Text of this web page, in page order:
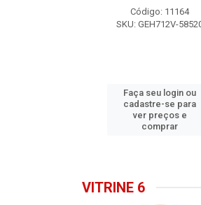
Código: 11164
SKU: GEH712V-
Faça seu login ou
cadastre-se para
ver preços e
comprar
VITRINE 6